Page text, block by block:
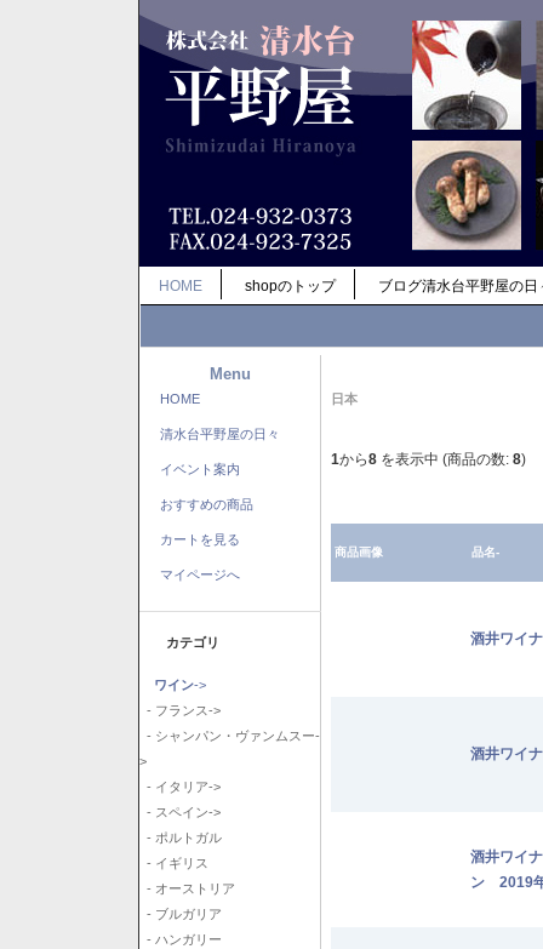
HOME shopのトップ ブログ清水台平野屋の日
Menu
HOME
清水台平野屋の日々
イベント案内
おすすめの商品
カートを見る
マイページへ
カテゴリ
ワイン->
- フランス->
- シャンパン・ヴァンムスー-
>
- イタリア->
- スペイン->
- ポルトガル
- イギリス
- オーストリア
- ブルガリア
- ハンガリー
日本
1から8 を表示中 (商品の数: 8)
商品画像 品名-
酒井ワイ
酒井ワイ
酒井ワイ
ン 2019